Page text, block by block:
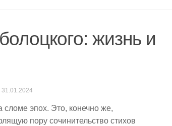
жизнь и
31.01.2024
эпох. Это, конечно же,
пору сочинительство стихов